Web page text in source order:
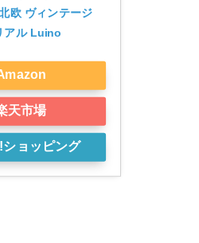
欧 ヴィンテージ
アル Luino
天市場
ョッピング